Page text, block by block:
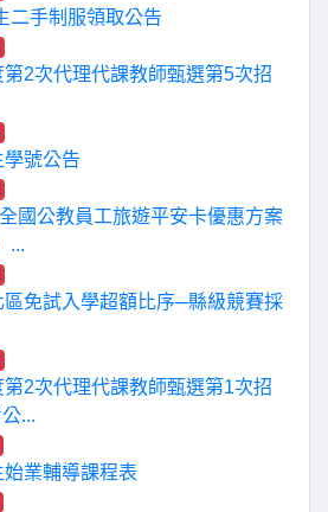
二手制服領取公告
2次代理代課教師甄選第5次招
號公告
國公教員工旅遊平安卡優惠方案
...
區免試入學超額比序─縣級競賽採
2次代理代課教師甄選第1次招
...
業輔導課程表